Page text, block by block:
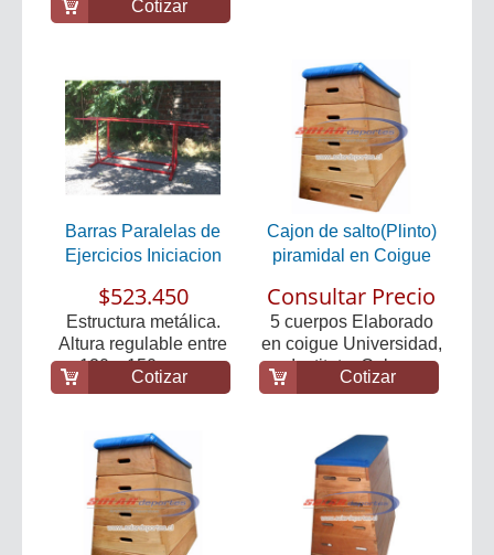
Cotizar
Barras Paralelas de
Ejercicios Iniciacion
$523.450
Estructura metálica.
Altura regulable entre
120 y 150 cm. ...
Cotizar
Cajon de salto(Plinto)
piramidal en Coigue
Consultar Precio
5 cuerpos Elaborado
en coigue Universidad,
Instituto, Cole...
Cotizar